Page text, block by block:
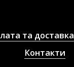
та доставка
Контакти